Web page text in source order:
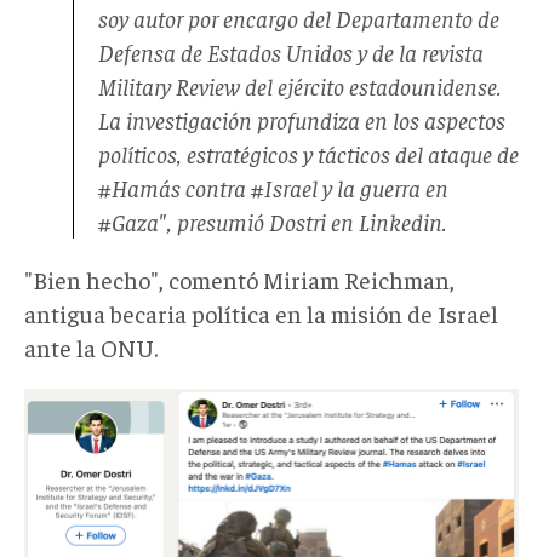
soy autor por encargo del Departamento de
Defensa de Estados Unidos y de la revista
Military Reviewdel ejército estadounidense.
La investigación profundiza en los aspectos
políticos, estratégicos y tácticos del ataque de
#Hamás contra #Israel y la guerra en
#Gaza", presumió Dostri en Linkedin.
"Bien hecho", comentó Miriam Reichman,
antigua becaria política en la misión de Israel
ante la ONU.
Post
Dostri.jpg